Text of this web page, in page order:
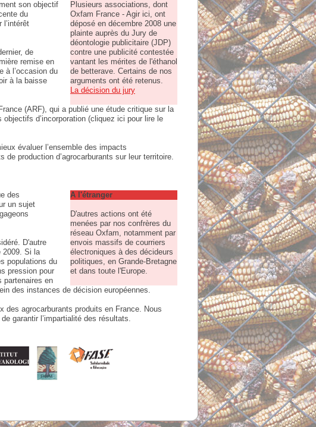
Plusieurs associations, dont
Oxfam France - Agir ici, ont
déposé en décembre 2008 une
plainte auprès du Jury de
déontologie publicitaire (JDP)
contre une publicité contestée
vantant les mérites de l'éthanol
de betterave. Certains de nos
arguments ont été retenus.
La décision du jury
son objectif
du
de
remise en
à l’occasion du
à la baisse
(ARF), qui a publié une étude critique sur la
d’incorporation (cliquez ici pour lire le
évaluer l’ensemble des impacts
production d’agrocarburants sur leur territoire.
A l'étranger
D'autres actions ont été
menées par nos confrères du
réseau Oxfam, notamment par
envois massifs de courriers
électroniques à des décideurs
politiques, en Grande-Bretagne
et dans toute l'Europe.
des
un sujet
D'autre
2009. Si la
populations du
pression pour
partenaires en
des instances de décision européennes.
des agrocarburants produits en France. Nous
garantir l’impartialité des résultats.